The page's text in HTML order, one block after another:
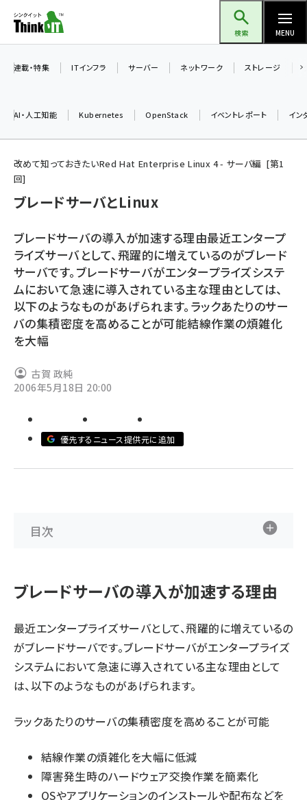
ン
ツ
検索 MENU
iot女子会 (2279)
北海道をのんびり旅する晴山佳須夫のヒント集！ (2034)
drupal (1955)
genai (1483)
abc123 (1358)
ai crunch (1353)
連載・特集 ITインフラ サーバー ネットワーク ストレージ
AI・人工知能 Kubernetes OpenStack イベントレポート イン
改めて知っておきたいRed Hat Enterprise Linux 4 - サーバ編 第1
回
ブレードサーバとLinux
ブレードサーバの導入が加速する理由最近エンタープ
ライズサーバとして、飛躍的に増えているのがブレード
サーバです。ブレードサーバがエンタープライズシステ
ムにおいて急速に導入されている主な理由としては、
以下のようなものがあげられます。ラックあたりのサー
バの集積密度を高めることが可能結線作業の煩雑化
を大幅
古賀 政純
2006年5月18日 20:00
優先するニュース提供元に追加
目次
ブレードサーバの導入が加速する理由
最近エンタープライズサーバとして、飛躍的に増えているの
がブレードサーバです。ブレードサーバがエンタープライズ
システムにおいて急速に導入されている主な理由として
は、以下のようなものがあげられます。
ラックあたりのサーバの集積密度を高めることが可能
結線作業の煩雑化を大幅に低減
障害発生時のハードウェア交換作業を簡素化
OSやアプリケーションのインストールや配布などを